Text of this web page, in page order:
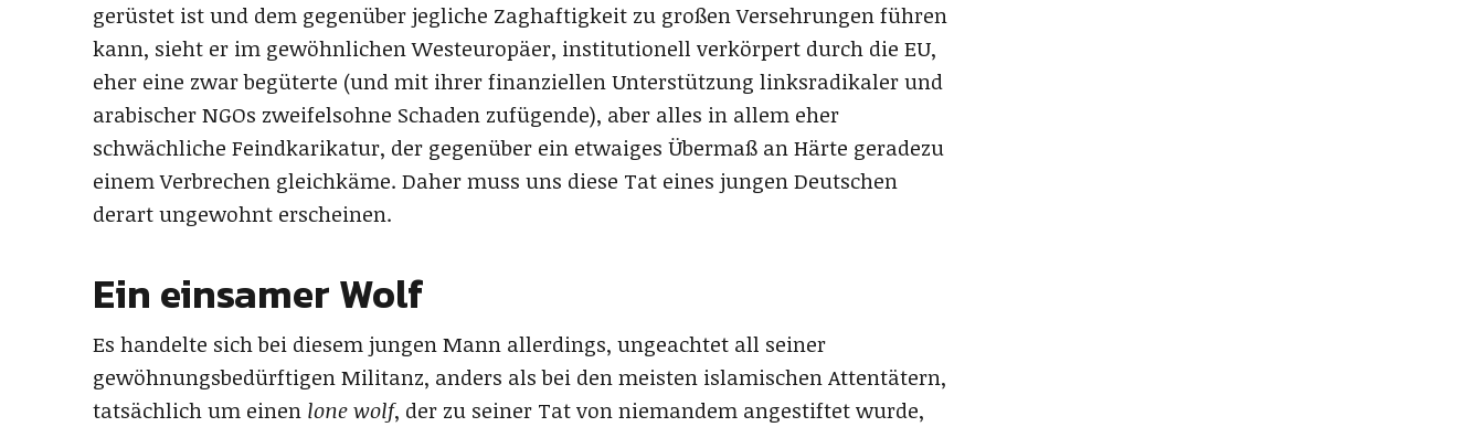
gerüstet ist und dem gegenüber jegliche Zaghaftigkeit zu großen Versehrungen führen
kann, sieht er im gewöhnlichen Westeuropäer, institutionell verkörpert durch die EU,
eher eine zwar begüterte (und mit ihrer finanziellen Unterstützung linksradikaler und
arabischer NGOs zweifelsohne Schaden zufügende), aber alles in allem eher
schwächliche Feindkarikatur, der gegenüber ein etwaiges Übermaß an Härte geradezu
einem Verbrechen gleichkäme. Daher muss uns diese Tat eines jungen Deutschen
derart ungewohnt erscheinen.
Ein einsamer Wolf
Es handelte sich bei diesem jungen Mann allerdings, ungeachtet all seiner
gewöhnungsbedürftigen Militanz, anders als bei den meisten islamischen Attentätern,
tatsächlich um einen lone wolf, der zu seiner Tat von niemandem angestiftet wurde,